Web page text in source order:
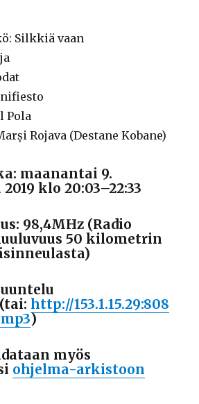
Silkkiä vaan
Pola
Rojava (Destane Kobane)
maanantai 9.
klo 20:03–22:33
98,4MHz (Radio
50 kilometrin
(tai:http://153.1.15.29:808
)
myös
ohjelma-arkistoon